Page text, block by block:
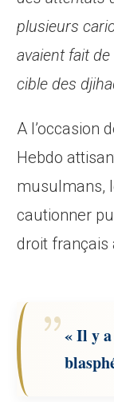
plusieurs
avaient fait
cible des
A l’occasion
Hebdo
musulmans,
cautionner
droit français
« Il y